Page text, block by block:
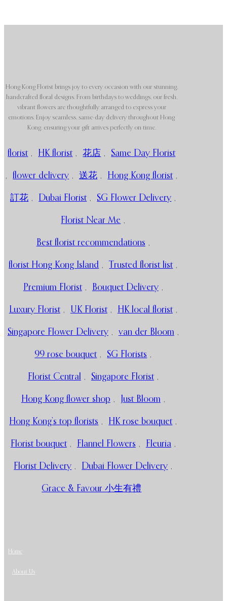
Hong Kong Florist brings joy to every occasion with our stunning,
handcrafted floral designs. From birthdays to weddings, our fresh,
vibrant flowers are thoughtfully arranged to express your
emotions. Enjoy seamless, same-day delivery throughout Hong
Kong, ensuring your gift arrives perfectly on time.
florist , HK florist , 花店 , Same Day Florist
, flower delivery , 送花 , Hong Kong florist ,
訂花 , Dubai Florist , SG Flower Delivery ,
Florist Near Me ,
Best florist recommendations ,
florist Hong Kong Island , Trusted florist list ,
Premium Florist , Bouquet Delivery ,
Luxury Florist , UK Florist , HK local florist ,
Singapore Flower Delivery , van der Bloom ,
99 rose bouquet , SG Florists ,
Florist Central , Singapore Florist ,
Hong Kong flower shop , Just Bloom ,
Hong Kong’s top florists , HK rose bouquet ,
Florist bouquet , Flannel Flowers , Fleuria ,
Florist Delivery , Dubai Flower Delivery ,
Grace & Favour 小生有禮
Home
About Us